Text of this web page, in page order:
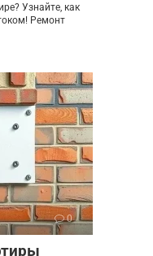
Узнайте, как
Ремонт
0